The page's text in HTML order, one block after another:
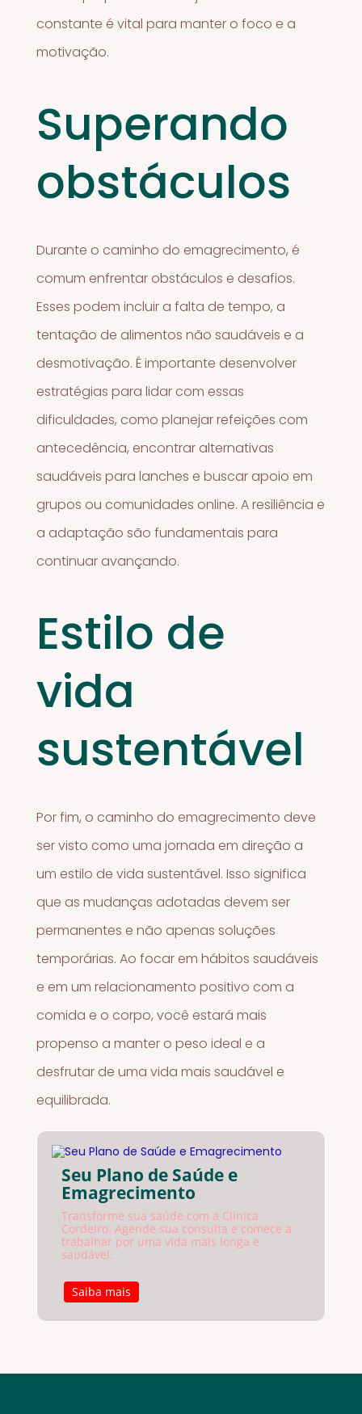
constante é vital para manter o foco e a
motivação.
Superando
obstáculos
Durante o caminho do emagrecimento, é
comum enfrentar obstáculos e desafios.
Esses podem incluir a falta de tempo, a
tentação de alimentos não saudáveis e a
desmotivação. É importante desenvolver
estratégias para lidar com essas
dificuldades, como planejar refeições com
antecedência, encontrar alternativas
saudáveis para lanches e buscar apoio em
grupos ou comunidades online. A resiliência e
a adaptação são fundamentais para
continuar avançando.
Estilo de
vida
sustentável
Por fim, o caminho do emagrecimento deve
ser visto como uma jornada em direção a
um estilo de vida sustentável. Isso significa
que as mudanças adotadas devem ser
permanentes e não apenas soluções
temporárias. Ao focar em hábitos saudáveis
e em um relacionamento positivo com a
comida e o corpo, você estará mais
propenso a manter o peso ideal e a
desfrutar de uma vida mais saudável e
equilibrada.
Seu Plano de Saúde e
Emagrecimento
Transforme sua saúde com a Clínica
Cordeiro. Agende sua consulta e comece a
trabalhar por uma vida mais longa e
saudável.
Saiba mais